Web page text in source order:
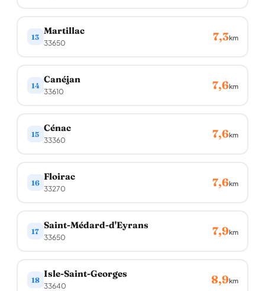
13
Martillac
33650 7,3km
14
Canéjan
33610 7,6km
15
Cénac
33360 7,6km
16
Floirac
33270 7,6km
17
Saint-Médard-d'Eyrans
33650 7,9km
18
Isle-Saint-Georges
33640 8,9km